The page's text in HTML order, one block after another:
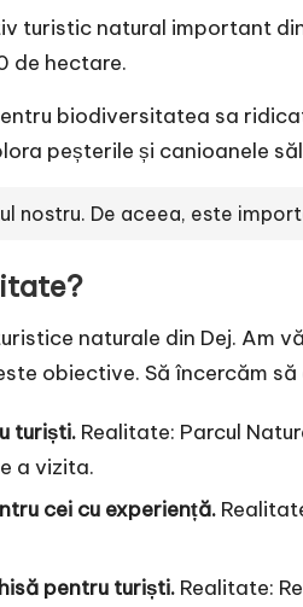
turistic natural important
de hectare.
biodiversitatea sa
peșterile și canioanele
nostru. De aceea, este
naturale din Dej. Am
obiective. Să încercăm
turiști. Realitate: Parcul
a vizita.
cei cu experiență.
pentru turiști. Realitate: